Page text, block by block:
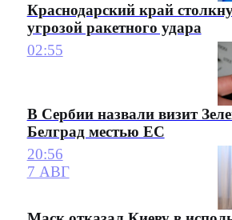
Краснодарский край
угрозой ракетного удара
02:55
В Сербии назвали визит
Белград местью ЕС
20:56
7 АВГ